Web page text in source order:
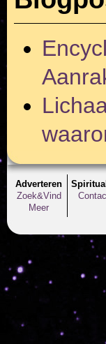
Adverteren
Zoek&Vind
Meer